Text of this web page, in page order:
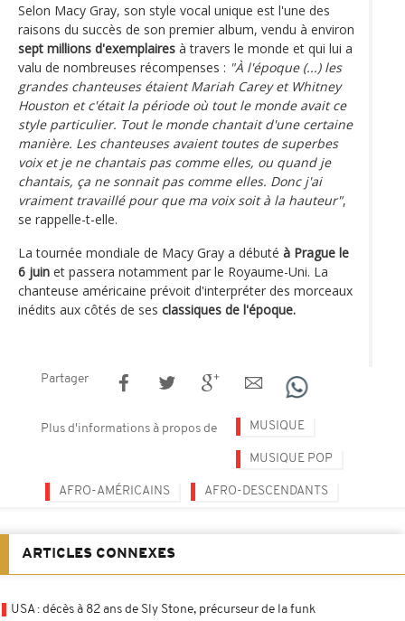
Selon Macy Gray, son style vocal unique est l'une des
raisons du succès de son premier album, vendu à environ
sept millions d'exemplaires à travers le monde et qui lui a
valu de nombreuses récompenses : "À l'époque (...) les
grandes chanteuses étaient Mariah Carey et Whitney
Houston et c'était la période où tout le monde avait ce
style particulier. Tout le monde chantait d'une certaine
manière. Les chanteuses avaient toutes de superbes
voix et je ne chantais pas comme elles, ou quand je
chantais, ça ne sonnait pas comme elles. Donc j'ai
vraiment travaillé pour que ma voix soit à la hauteur",
se rappelle-t-elle.
La tournée mondiale de Macy Gray a débuté à Prague le
6 juin et passera notamment par le Royaume-Uni. La
chanteuse américaine prévoit d'interpréter des morceaux
inédits aux côtés de ses classiques de l'époque.
Partager
Plus d'informations à propos de MUSIQUE
MUSIQUE POP
AFRO-AMÉRICAINS AFRO-DESCENDANTS
ARTICLES CONNEXES
USA : décès à 82 ans de Sly Stone, précurseur de la funk